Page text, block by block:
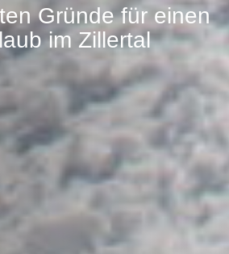
Gründe für einen
im Zillertal